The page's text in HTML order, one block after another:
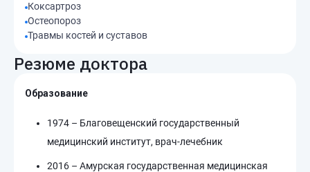
Коксартроз
Остеопороз
Травмы костей и суставов
Резюме доктора
Образование
1974 – Благовещенский государственный
медицинский институт, врач-лечебник
2016 – Амурская государственная медицинская